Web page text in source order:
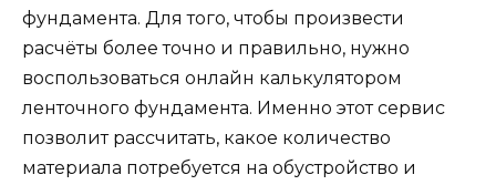
фундамента. Для того, чтобы произвести
расчёты более точно и правильно, нужно
воспользоваться онлайн калькулятором
ленточного фундамента. Именно этот сервис
позволит рассчитать, какое количество
материала потребуется на обустройство и